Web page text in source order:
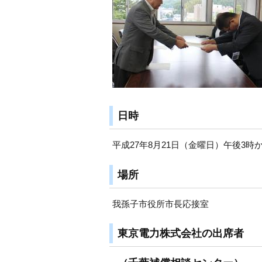
日時
平成27年8月21日（金曜日）午後3時
場所
我孫子市役所市長応接室
東京電力株式会社の出席者